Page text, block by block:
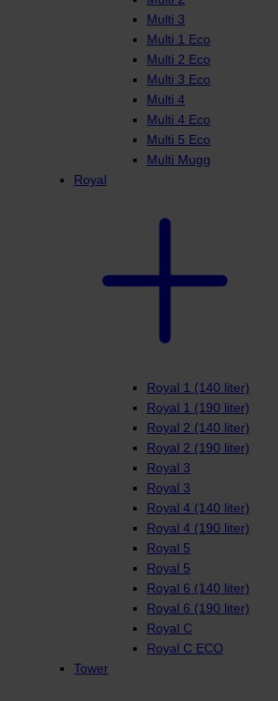
Multi 3
Multi 1 Eco
Multi 2 Eco
Multi 3 Eco
Multi 4
Multi 4 Eco
Multi 5 Eco
Multi Mugg
Royal
Royal 1 (140 liter)
Royal 1 (190 liter)
Royal 2 (140 liter)
Royal 2 (190 liter)
Royal 3
Royal 3
Royal 4 (140 liter)
Royal 4 (190 liter)
Royal 5
Royal 5
Royal 6 (140 liter)
Royal 6 (190 liter)
Royal C
Royal C ECO
Tower